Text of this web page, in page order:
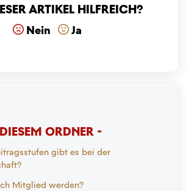
Artikel hilfreich?
Nein Ja
ORDNER -
gibt es bei der
Mitglied werden?